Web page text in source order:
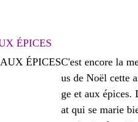
ÉPICES
C'est encore la
us de Noël cette
ge et aux épices.
at qui se marie